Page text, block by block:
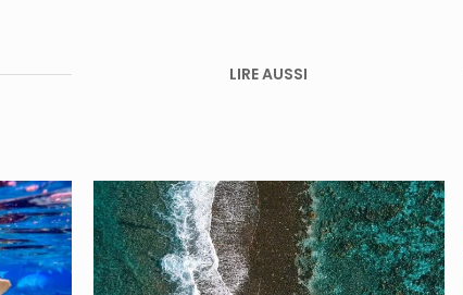
LIRE AUSSI